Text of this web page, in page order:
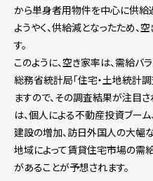
から単身者用物件を中心に供給
ようやく、供給減となったため
す。
このように、空き家率は、需給バ
総務省統計局「住宅・土地統計
ますので、その調査結果が注目
は、個人による不動産投資ブー
建設の増加、訪日外国人の大幅
地域によって賃貸住宅市場の需
があることが予想されます。